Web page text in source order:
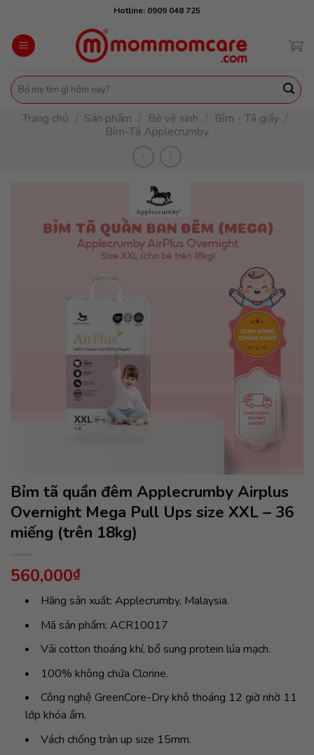
content
Hotline: 0909 048 725
Tìm
kiếm:
Trang chủ / Sản phẩm / Bé vệ sinh / Bỉm - Tã giấy /
Bỉm-Tã Applecrumby
Bỉm tã quần đêm Applecrumby Airplus
Overnight Mega Pull Ups size XXL – 36
miếng (trên 18kg)
560,000₫
Hãng sản xuất: Applecrumby, Malaysia.
Mã sản phẩm: ACR10017
Vải cotton thoáng khí, bổ sung protein lúa mạch.
100% không chứa Clorine.
Công nghệ GreenCore-Dry khô thoáng 12 giờ nhờ 11
lớp khóa ẩm.
Vách chống tràn up size 15mm.